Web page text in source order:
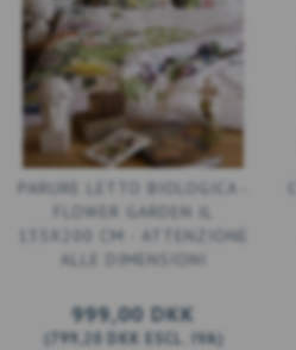
PARURE LETTO BIOLOGICA -
FLOWER GARDEN JL
135X200 CM - ATTENZIONE
ALLE DIMENSIONI
999,00 DKK
799,20 DKK ESCL. IVA